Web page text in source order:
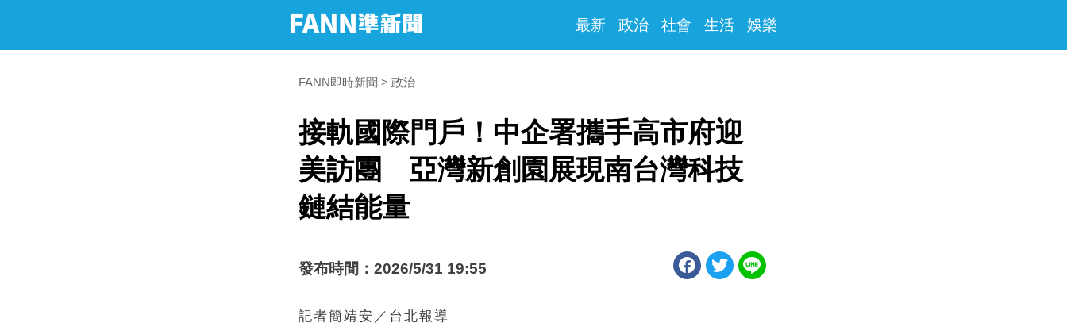
最新 政治 社會 生活 娛樂
FANN即時新聞 政治
接軌國際門戶！中企署攜手高市府迎
美訪團 亞灣新創園展現南台灣科技
鏈結能量
發布時間：2026/5/31 19:55
記者簡靖安／台北報導